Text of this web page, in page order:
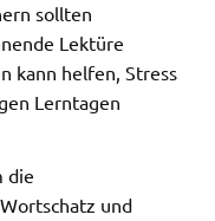
sollten
Lektüre
kann helfen, Stress
Lerntagen
die
und